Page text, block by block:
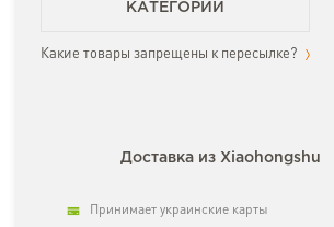
КАТЕГОРИИ
Какие товары запрещены к пересылке?
Доставка из Xiaohongshu
Принимает украинские карты